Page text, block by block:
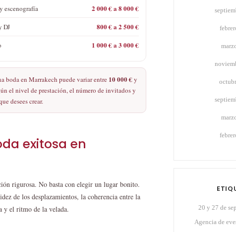
escenografía 2 000 € a 8 000 €
DJ 800 € a 2 500 €
1 000 € a 3 000 €
boda en Marrakech puede variar entre 10 000 €y
el nivel de prestación, el número de invitados y
desees crear.
exitosa en
rigurosa. No basta con elegir un lugar bonito.
de los desplazamientos, la coherencia entre la
y el ritmo de la velada.
20 y 27 de
Agencia de